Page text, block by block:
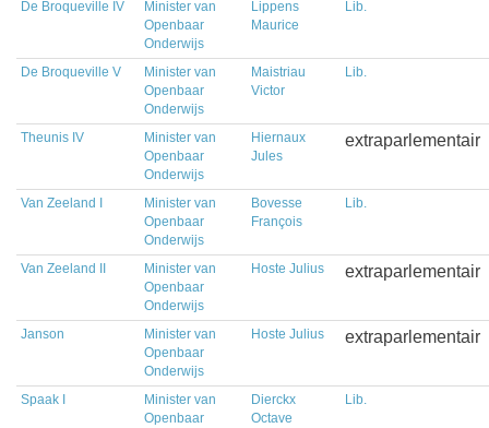
De Broqueville IV
Minister van
Openbaar
Onderwijs
Lippens
Maurice
Lib.
De Broqueville V
Minister van
Openbaar
Onderwijs
Maistriau
Victor
Lib.
Theunis IV
Minister van
Openbaar
Onderwijs
Hiernaux
Jules
extraparlementair
Van Zeeland I
Minister van
Openbaar
Onderwijs
Bovesse
François
Lib.
Van Zeeland II
Minister van
Openbaar
Onderwijs
Hoste Julius extraparlementair
Janson
Minister van
Openbaar
Onderwijs
Hoste Julius extraparlementair
Spaak I
Minister van
Openbaar
Dierckx
Octave
Lib.